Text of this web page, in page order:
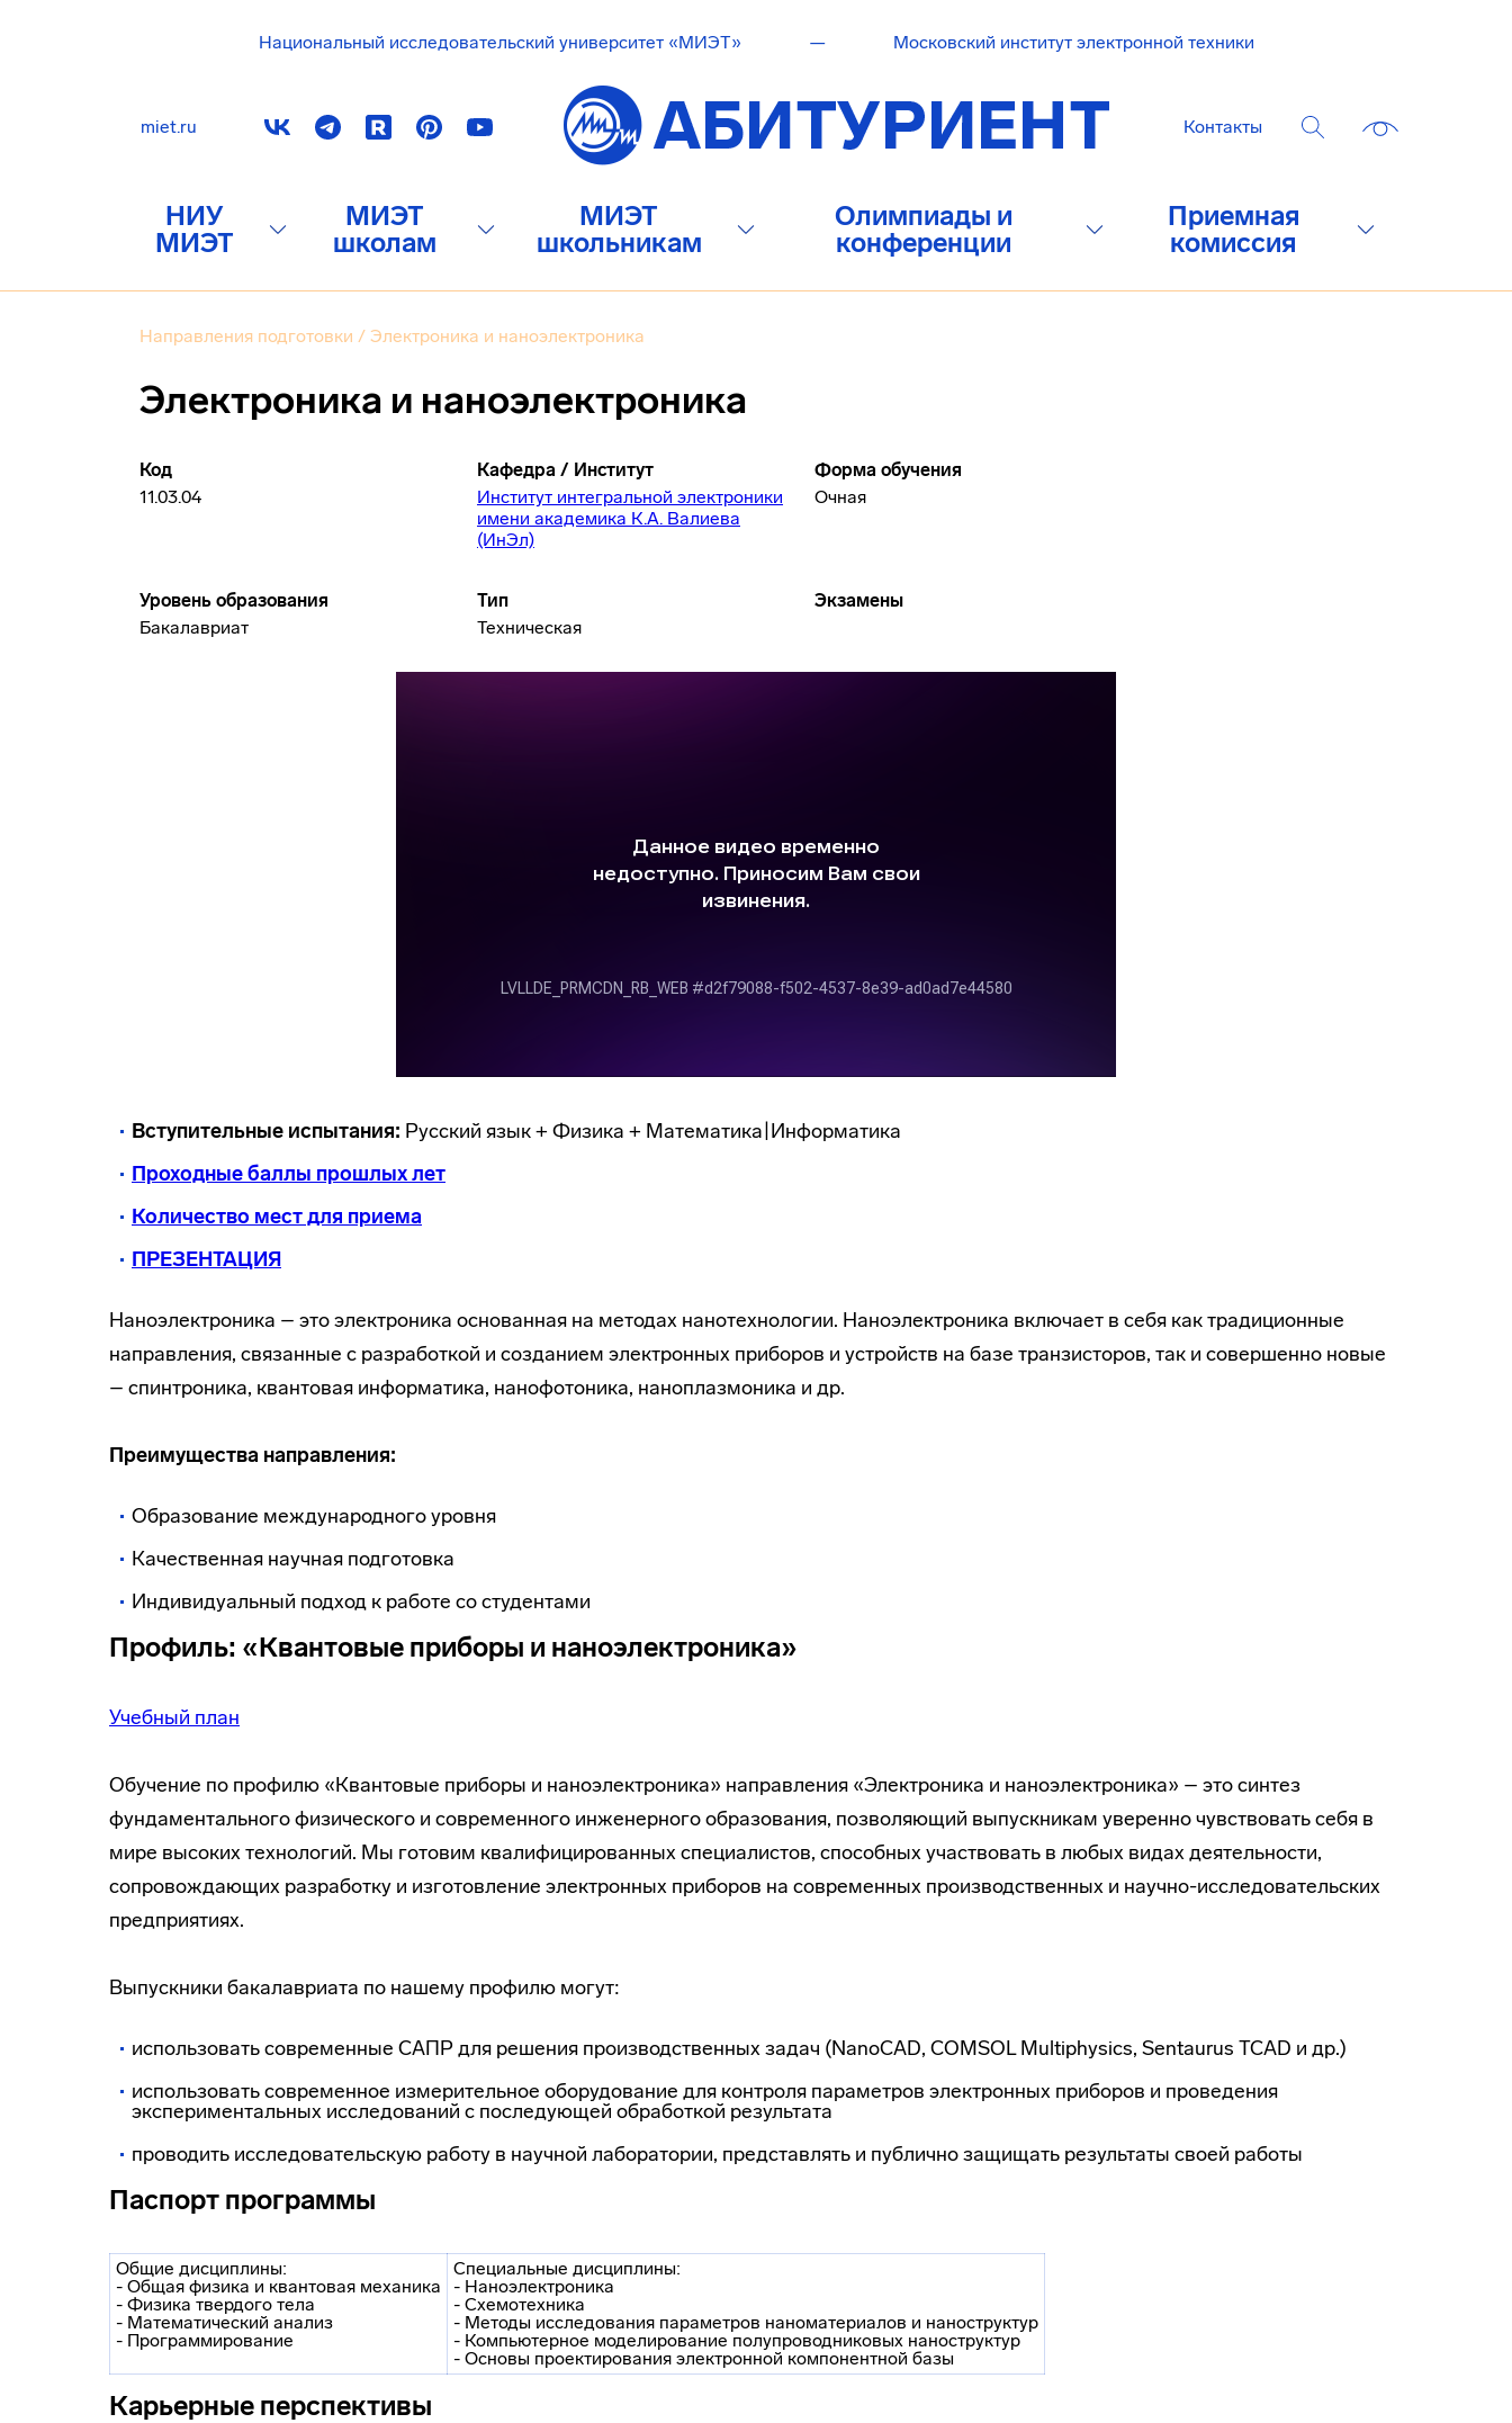
Национальный исследовательский университет «МИЭТ» — Московский институт электронной техники
miet.ru Контакты
НИУ
МИЭТ
МИЭТ
школам
МИЭТ
школьникам
Олимпиады и
конференции
Приемная
комиссия
Направления подготовки / Электроника и наноэлектроника
Электроника и наноэлектроника
Код
11.03.04
Кафедра / Институт
Институт интегральной электроники
имени академика К.А. Валиева
(ИнЭл)
Форма обучения
Очная
Уровень образования
Бакалавриат
Тип
Техническая
Экзамены
Вступительные испытания: Русский язык + Физика + Математика|Информатика
Проходные баллы прошлых лет
Количество мест для приема
ПРЕЗЕНТАЦИЯ
Наноэлектроника – это электроника основанная на методах нанотехнологии. Наноэлектроника включает в себя как традиционные
направления, связанные с разработкой и созданием электронных приборов и устройств на базе транзисторов, так и совершенно новые
– спинтроника, квантовая информатика, нанофотоника, наноплазмоника и др.
Преимущества направления:
Образование международного уровня
Качественная научная подготовка
Индивидуальный подход к работе со студентами
Профиль: «Квантовые приборы и наноэлектроника»
Учебный план
Обучение по профилю «Квантовые приборы и наноэлектроника» направления «Электроника и наноэлектроника» – это синтез
фундаментального физического и современного инженерного образования, позволяющий выпускникам уверенно чувствовать себя в
мире высоких технологий. Мы готовим квалифицированных специалистов, способных участвовать в любых видах деятельности,
сопровождающих разработку и изготовление электронных приборов на современных производственных и научно-исследовательских
предприятиях.
Выпускники бакалавриата по нашему профилю могут:
использовать современные САПР для решения производственных задач (NanoCAD, COMSOL Multiphysics, Sentaurus TCAD и др.)
использовать современное измерительное оборудование для контроля параметров электронных приборов и проведения
экспериментальных исследований с последующей обработкой результата
проводить исследовательскую работу в научной лаборатории, представлять и публично защищать результаты своей работы
Паспорт программы
Общие дисциплины:
- Общая физика и квантовая механика
- Физика твердого тела
- Математический анализ
- Программирование
Специальные дисциплины:
- Наноэлектроника
- Схемотехника
- Методы исследования параметров наноматериалов и наноструктур
- Компьютерное моделирование полупроводниковых наноструктур
- Основы проектирования электронной компонентной базы
Карьерные перспективы